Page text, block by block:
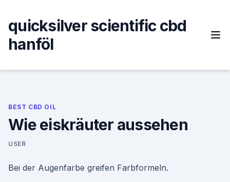
content
quicksilver scientific cbd
hanföl
BEST CBD OIL
Wie eiskräuter aussehen
USER
Bei der Augenfarbe greifen Farbformeln.